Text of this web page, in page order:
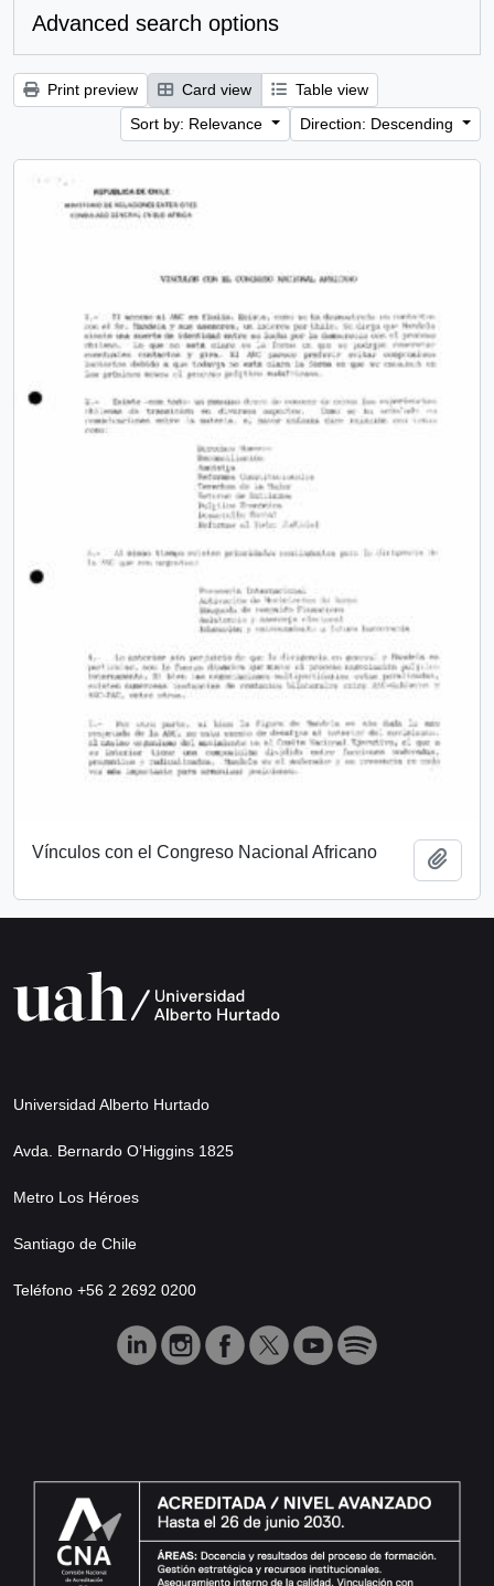
Advanced search options
Print preview Card view
Table view
Sort by: Relevance
Direction: Descending
Vínculos con el Congreso Nacional Africano
Universidad Alberto Hurtado
Avda. Bernardo O’Higgins 1825
Metro Los Héroes
Santiago de Chile
Teléfono +56 2 2692 0200